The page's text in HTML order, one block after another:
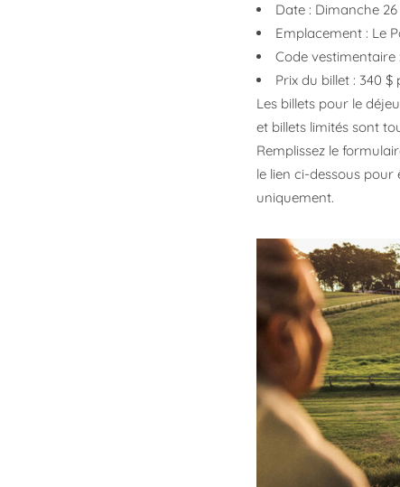
Date : Dimanche 26
Emplacement : Le
Code
Prix ​​du billet : 340
Les billets pour le
et billets limités sont
Remplissez le
le lien ci-dessous
uniquement.